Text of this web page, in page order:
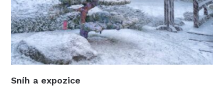
Sníh a expozice